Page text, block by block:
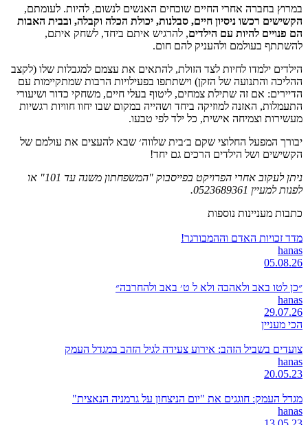
במרוץ בחברה אחרי החיים שוכחים האנשים לנשום, להיות. לעומתם,
הקשישים רכשו ניסיון חיים, סבלנות, יכולת הכלה וקבלה, ובבית האבות
הם פנויים להיות עם הילדים, להרגיש איתם ביחד, לשחק איתם,
להשתתף בעולמם ולהעניק להם חום.
הילדים ילמדו לחיות לצד הזולת, להתאים את עצמם למגבלות שלו (לקצב
ההליכה והתנועה של הזקן) וישתתפו בפעילויות הרבות שמתקיימות עם
הדיירים: אם זה שתילת צמחים, ליטוף בעלי חיים, משחקי כדור ושיעורי
התעמלות, האזנה למוזיקה ביחד ושהייה במקום שבו יחוו חוויות רגשיות
מעשירות וצמיחה אישית, כל ילד לפי טבעו.
יבורך המפעל החלוצי שקם ב׳בית שלווה׳ שבא להעצים את עולמם של
הקשישים ושל הילדים הרכים גם יחד!
ניתן לעקוב אחרי הפרויקט בפייסבוק "המשפחתון משנה עד 101" או
לפנות למעיין 0523689361.
כתבות מעניינות נוספות
מדד זכויות האדם וההמבורגר!
hanas
05.08.26
״כן לטו באב ולאהבה ולא ל ט׳ באב ולהחרבה״
hanas
29.07.26
הכי מעניין
צועדים בשביל הזהב: אירוע צעידה לגיל הזהב במגדל העמק
hanas
20.05.23
מגדל העמק: חוגגים את "יום הניצחון על גרמניה הנאצית"
hanas